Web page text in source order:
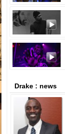
Drake : news